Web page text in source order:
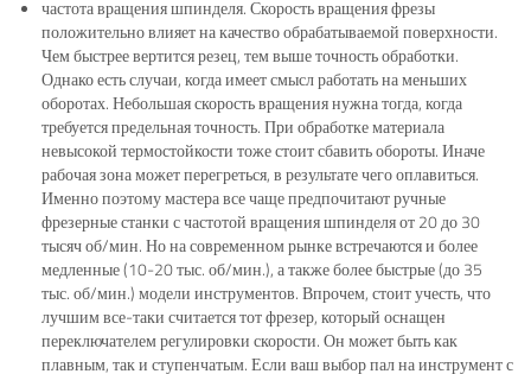
частота вращения шпинделя. Скорость вращения фрезы
положительно влияет на качество обрабатываемой поверхности.
Чем быстрее вертится резец, тем выше точность обработки.
Однако есть случаи, когда имеет смысл работать на меньших
оборотах. Небольшая скорость вращения нужна тогда, когда
требуется предельная точность. При обработке материала
невысокой термостойкости тоже стоит сбавить обороты. Иначе
рабочая зона может перегреться, в результате чего оплавиться.
Именно поэтому мастера все чаще предпочитают ручные
фрезерные станки с частотой вращения шпинделя от 20 до 30
тысяч об/мин. Но на современном рынке встречаются и более
медленные (10-20 тыс. об/мин.), а также более быстрые (до 35
тыс. об/мин.) модели инструментов. Впрочем, стоит учесть, что
лучшим все-таки считается тот фрезер, который оснащен
переключателем регулировки скорости. Он может быть как
плавным, так и ступенчатым. Если ваш выбор пал на инструмент с